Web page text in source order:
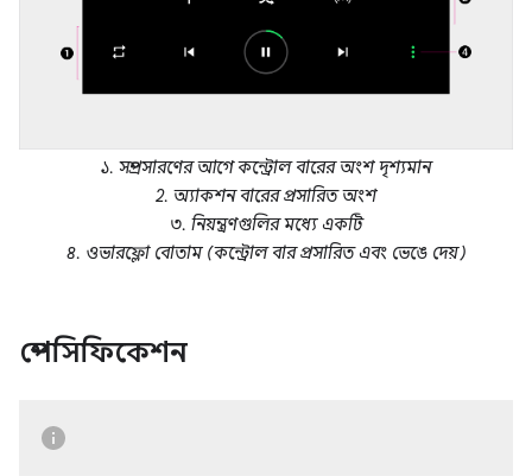
১. সম্প্রসারণের আগে কন্ট্রোল বারের অংশ দৃশ্যমান
2. অ্যাকশন বারের প্রসারিত অংশ
৩. নিয়ন্ত্রণগুলির মধ্যে একটি
৪. ওভারফ্লো বোতাম (কন্ট্রোল বার প্রসারিত এবং ভেঙে দেয়)
স্পেসিফিকেশন